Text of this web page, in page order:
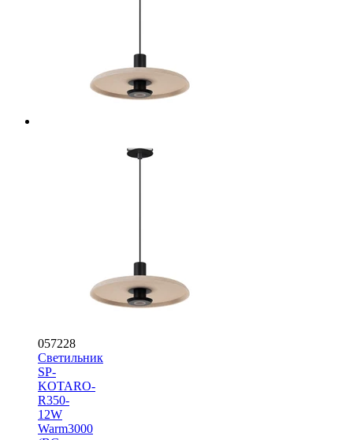
057228
Светильник
SP-
KOTARO-
R350-
12W
Warm3000